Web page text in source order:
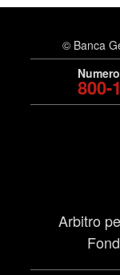
© Banca
800-
Arbitro